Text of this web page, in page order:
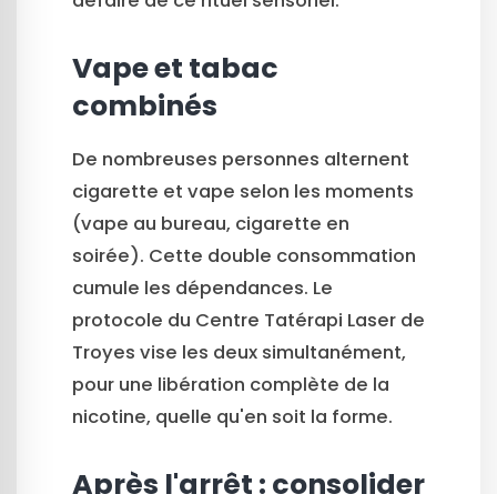
Vape et tabac
combinés
De nombreuses personnes alternent
cigarette et vape selon les moments
(vape au bureau, cigarette en
soirée). Cette double consommation
cumule les dépendances. Le
protocole du Centre Tatérapi Laser de
Troyes vise les deux simultanément,
pour une libération complète de la
nicotine, quelle qu'en soit la forme.
Après l'arrêt : consolider